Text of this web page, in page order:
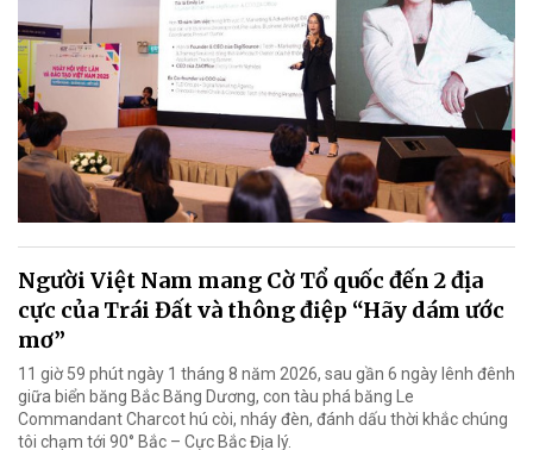
Người Việt Nam mang Cờ Tổ quốc đến 2 địa
cực của Trái Đất và thông điệp “Hãy dám ước
mơ”
11 giờ 59 phút ngày 1 tháng 8 năm 2026, sau gần 6 ngày lênh đênh
giữa biển băng Bắc Băng Dương, con tàu phá băng Le
Commandant Charcot hú còi, nháy đèn, đánh dấu thời khắc chúng
tôi chạm tới 90° Bắc – Cực Bắc Địa lý.